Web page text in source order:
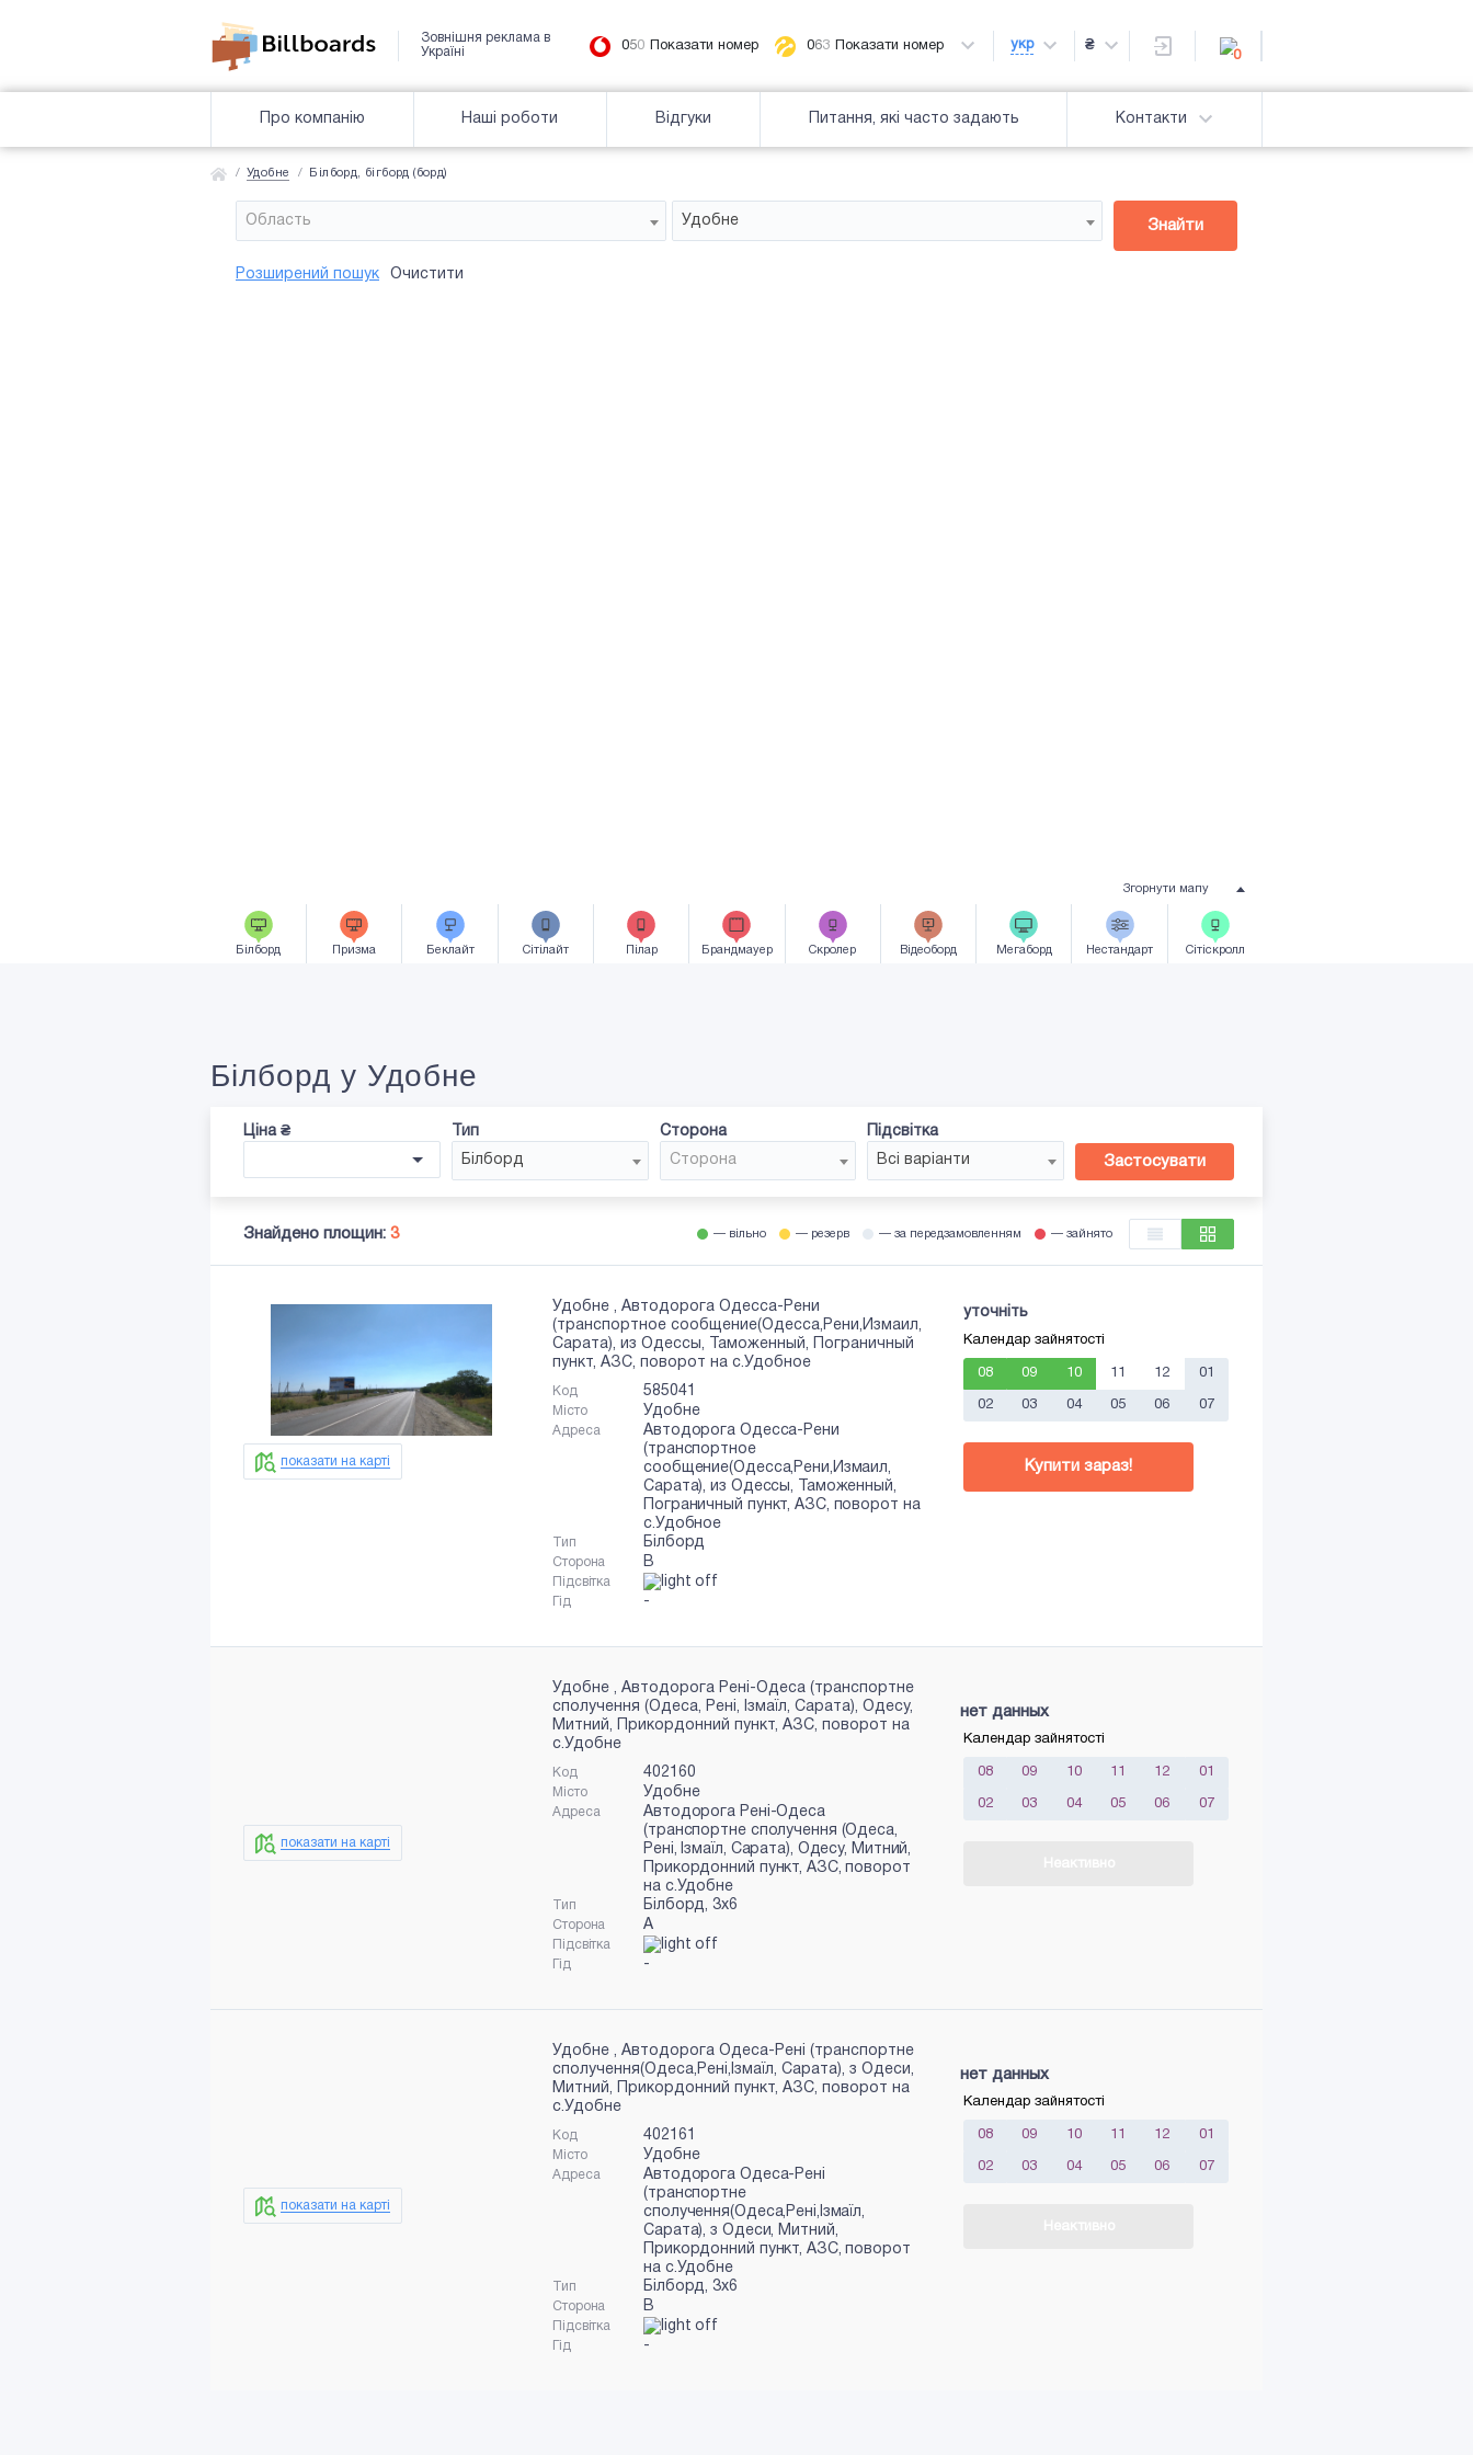
Зовнішня реклама в
Україні
050 Показати номер 063 Показати номер укр ₴
0
Про компанію Наші роботи Відгуки Питання, які часто задають Контакти
Удобне Білборд, бігборд (борд)
Область Удобне
Район
Сторона
Усi Усi
Розширений пошук Очистити
Знайти
Згорнути мапу
Білборд Призма Беклайт Сiтiлайт Пілар Брандмауер Скролер Відеоборд Мегаборд Нестандарт Сiтicкролл
Білборд у Удобне
Ціна ₴
Тип
Білборд
Сторона
Сторона
Підсвітка
Всі варіанти
Застосувати
Знайдено площин: 3 — вільно — резерв — за передзамовленням — зайнято
показати на карті
Удобне , Автодорога Одесса-Рени
(транспортное сообщение(Одесса,Рени,Измаил,
Сарата), из Одессы, Таможенный, Пограничный
пункт, АЗС, поворот на с.Удобное
Код 585041
Місто Удобне
Адреса
Автодорога Одесса-Рени
(транспортное
сообщение(Одесса,Рени,Измаил,
Сарата), из Одессы, Таможенный,
Пограничный пункт, АЗС, поворот на
с.Удобное
Тип Білборд
Сторона B
Підсвітка
Гід
-
уточніть
Календар зайнятості
08 09 10 11 12 01
02 03 04 05 06 07
Купити зараз!
показати на карті
Удобне , Автодорога Рені-Одеса (транспортне
сполучення (Одеса, Рені, Ізмаїл, Сарата), Одесу,
Митний, Прикордонний пункт, АЗС, поворот на
с.Удобне
Код 402160
Місто Удобне
Адреса
Автодорога Рені-Одеса
(транспортне сполучення (Одеса,
Рені, Ізмаїл, Сарата), Одесу, Митний,
Прикордонний пункт, АЗС, поворот
на с.Удобне
Тип Білборд, 3x6
Сторона A
Підсвітка
Гід
-
нет данных
Календар зайнятості
08 09 10 11 12 01
02 03 04 05 06 07
показати на карті
Удобне , Автодорога Одеса-Рені (транспортне
сполучення(Одеса,Рені,Ізмаїл, Сарата), з Одеси,
Митний, Прикордонний пункт, АЗС, поворот на
с.Удобне
Код 402161
Місто Удобне
Адреса
Автодорога Одеса-Рені
(транспортне
сполучення(Одеса,Рені,Ізмаїл,
Сарата), з Одеси, Митний,
Прикордонний пункт, АЗС, поворот
на с.Удобне
Тип Білборд, 3x6
Сторона B
Підсвітка
Гід
-
нет данных
Календар зайнятості
08 09 10 11 12 01
02 03 04 05 06 07